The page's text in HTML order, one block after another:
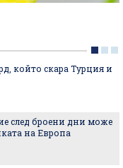
който скара Турция и
след броени дни може
на Европа